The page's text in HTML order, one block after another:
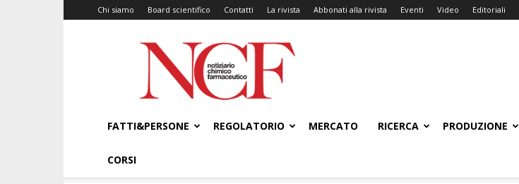
Chi siamo Board scientifico Contatti La rivista Abbonati alla rivista Eventi Video Editoriali
NCF
–
Notiziario
Chimico
FATTI&PERSONE
REGOLATORIO MERCATO RICERCA PRODUZIONE
CORSI